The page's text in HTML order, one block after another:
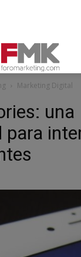
Marketing Digital
una
para